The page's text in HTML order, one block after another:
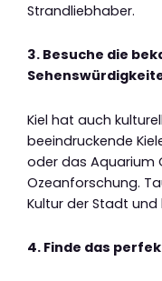
Strandliebhaber.
3. Besuche die
Kiel hat auch
beeindruckende
oder das Aquarium
Ozeanforschung.
Kultur der Stadt und
4. Finde das